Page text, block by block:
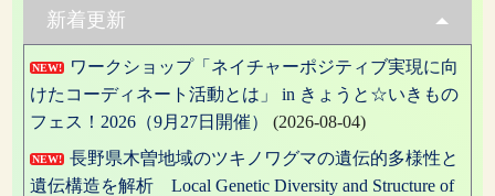
ゲ
ー
シ
ョ
ン
新着更新
NEW!
ワークショップ「ネイチャーポジティブ実現に向
けたコーディネート活動とは」 in きょうと☆いきもの
フェス！2026（9月27日開催）
(2026-08-04)
NEW!
長野県木曽地域のツキノワグマの遺伝的多様性と
遺伝構造を解析 Local Genetic Diversity and Structure of